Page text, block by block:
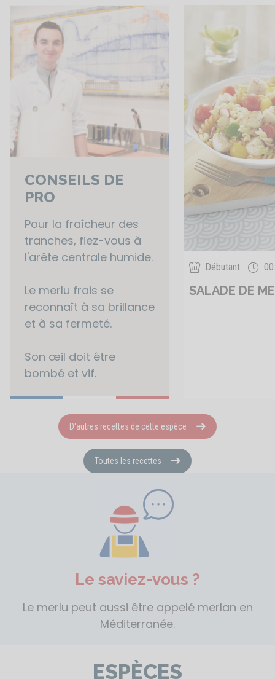
CONSEILS DE
PRO
Pour la fraîcheur des
tranches, fiez-vous à
l'arête centrale humide.
Le merlu frais se
reconnaît à sa brillance
et à sa fermeté.
Son œil doit être
bombé et vif.
Débutant
SALADE DE
D'autres recettes de cette espèce
Toutes les recettes
Le saviez-vous ?
Le merlu peut aussi être appelé merlan en
Méditerranée.
ESPÈCES